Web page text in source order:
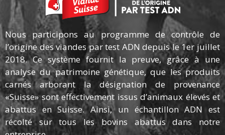
Nous participons au programme de contrôle de
l’origine des viandes par test ADN depuis le 1er juillet
2018. Ce système fournit la preuve, grâce à une
analyse du patrimoine génétique, que les produits
carnés arborant la désignation de provenance
«Suisse» sont effectivement issus d’animaux élevés et
abattus en Suisse.Ainsi, un échantillon ADN est
récolté sur tous les bovins abattus dans notre